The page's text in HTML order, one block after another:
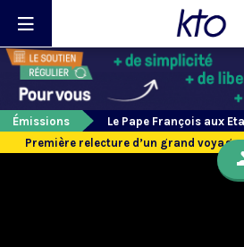
Émissions
Le Pape François aux
Première relecture d’un grand voyage